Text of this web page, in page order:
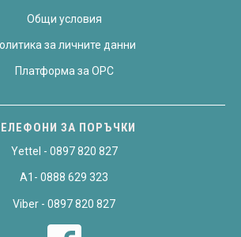
Общи условия
за личните данни
Платформа за OPC
ЗА ПОРЪЧКИ
Yettel - 0897 820 827
A1- 0888 629 323
Viber - 0897 820 827